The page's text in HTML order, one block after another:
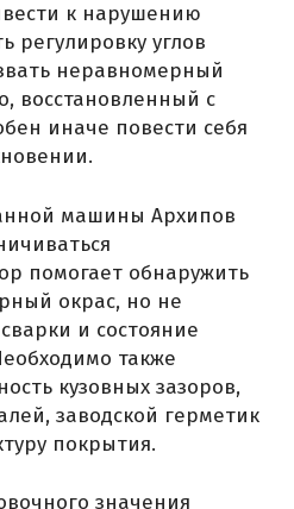
к нарушению
регулировку углов
неравномерный
восстановленный с
иначе повести себя
машины Архипов
помогает обнаружить
окрас, но не
и состояние
также
кузовных зазоров,
заводской герметик
покрытия.
значения